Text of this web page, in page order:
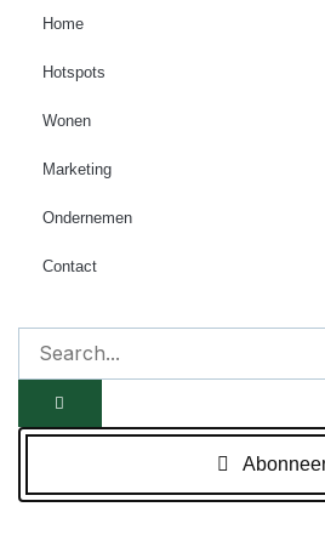
Home
Hotspots
Wonen
Marketing
Ondernemen
Contact